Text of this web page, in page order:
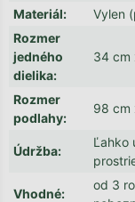
Materiál:
Vylen
Rozmer
jedného
dielika:
34 cm
Rozmer
podlahy:
98 cm
Údržba:
Ľahko
Vhodné:
od 3